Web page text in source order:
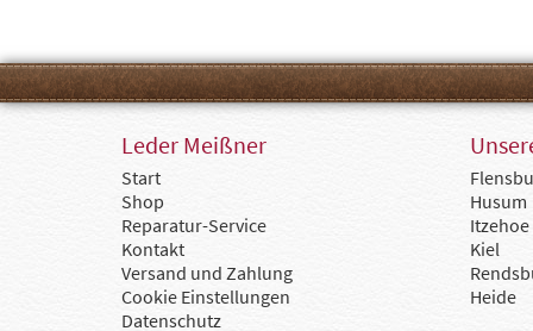
Leder Meißner
Start
Shop
Reparatur-Service
Kontakt
Versand und Zahlung
Cookie Einstellungen
Datenschutz
Husum
Itzehoe
Kiel
Heide